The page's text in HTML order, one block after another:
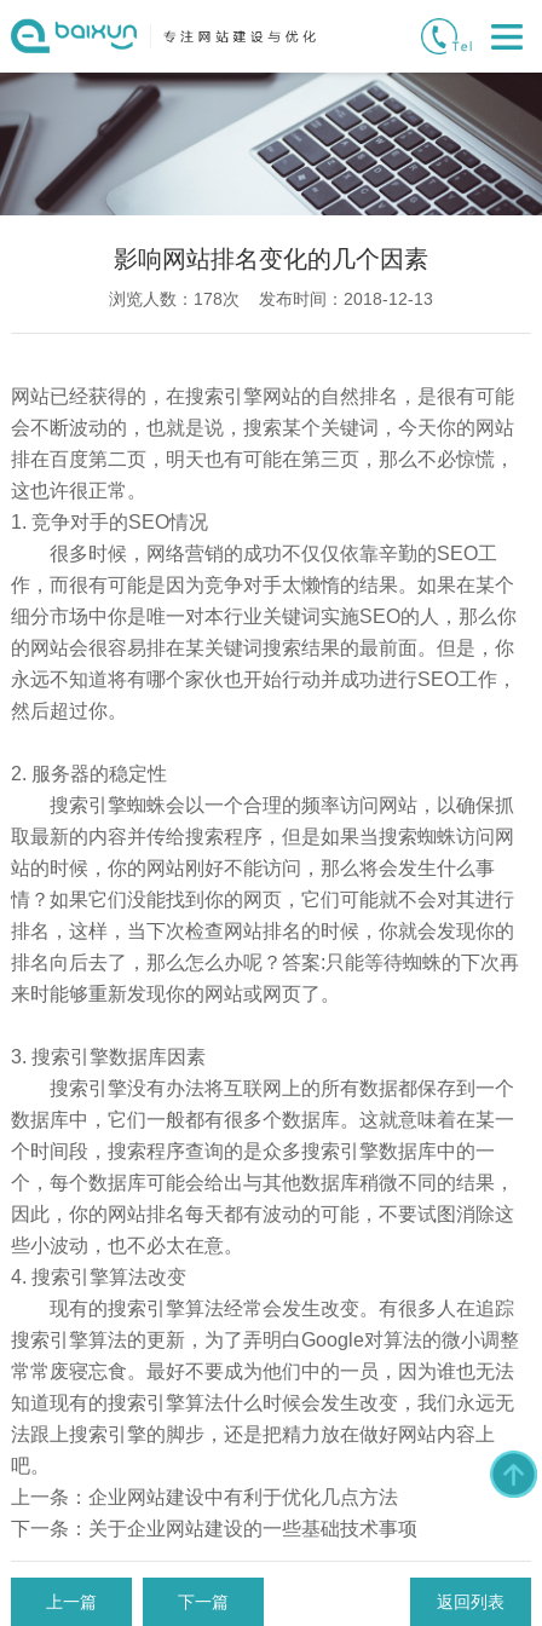
影响网站排名变化的几个因素
浏览人数： 178次 发布时间：2018-12-13
网站已经获得的，在搜索引擎网站的自然排名，是很有可能
会不断波动的，也就是说，搜索某个关键词，今天你的网站
排在百度第二页，明天也有可能在第三页，那么不必惊慌，
这也许很正常。
1. 竞争对手的SEO情况
很多时候，网络营销的成功不仅仅依靠辛勤的SEO工
作，而很有可能是因为竞争对手太懒惰的结果。如果在某个
细分市场中你是唯一对本行业关键词实施SEO的人，那么你
的网站会很容易排在某关键词搜索结果的最前面。但是，你
永远不知道将有哪个家伙也开始行动并成功进行SEO工作，
然后超过你。
2. 服务器的稳定性
搜索引擎蜘蛛会以一个合理的频率访问网站，以确保抓
取最新的内容并传给搜索程序，但是如果当搜索蜘蛛访问网
站的时候，你的网站刚好不能访问，那么将会发生什么事
情？如果它们没能找到你的网页，它们可能就不会对其进行
排名，这样，当下次检查网站排名的时候，你就会发现你的
排名向后去了，那么怎么办呢？答案:只能等待蜘蛛的下次再
来时能够重新发现你的网站或网页了。
3. 搜索引擎数据库因素
搜索引擎没有办法将互联网上的所有数据都保存到一个
数据库中，它们一般都有很多个数据库。这就意味着在某一
个时间段，搜索程序查询的是众多搜索引擎数据库中的一
个，每个数据库可能会给出与其他数据库稍微不同的结果，
因此，你的网站排名每天都有波动的可能，不要试图消除这
些小波动，也不必太在意。
4. 搜索引擎算法改变
现有的搜索引擎算法经常会发生改变。有很多人在追踪
搜索引擎算法的更新，为了弄明白Google对算法的微小调整
常常废寝忘食。最好不要成为他们中的一员，因为谁也无法
知道现有的搜索引擎算法什么时候会发生改变，我们永远无
法跟上搜索引擎的脚步，还是把精力放在做好网站内容上
吧。
上一条：企业网站建设中有利于优化几点方法
下一条：关于企业网站建设的一些基础技术事项
上一篇 下一篇 返回列表